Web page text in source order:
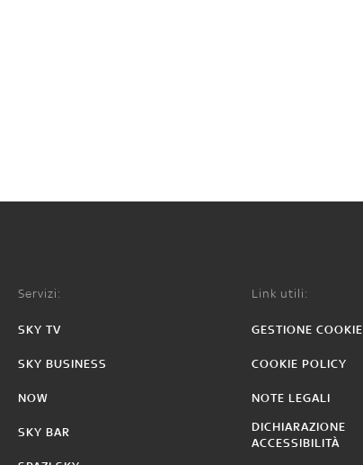
Servizi:
SKY TV
SKY BUSINESS
NOW
SKY BAR
Link utili:
GESTIONE COOKIE
COOKIE POLICY
NOTE LEGALI
DICHIARAZIONE
ACCESSIBILITÀ